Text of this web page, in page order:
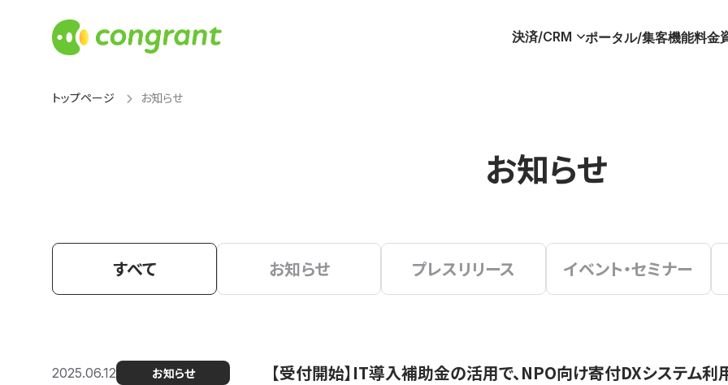
決済/CRM ポータル/集客機能料金
トップページ お知らせ
お知らせ
すべて お知らせ プレスリリース イベント・セミナー
2025.06.12 お知らせ 【受付開始】IT導入補助金の活用で、NPO向け寄付DXシステム